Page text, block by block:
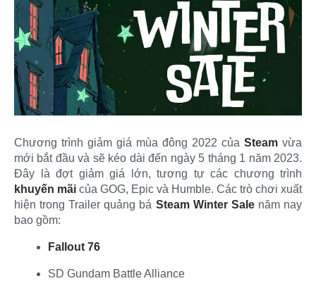
Chương trình giảm giá mùa đông 2022 của Steam vừa
mới bắt đầu và sẽ kéo dài đến ngày 5 tháng 1 năm 2023.
Đây là đợt giảm giá lớn, tương tự các chương trình
khuyến mãi của GOG, Epic và Humble. Các trò chơi xuất
hiện trong Trailer quảng bá Steam Winter Salenăm nay
bao gồm:​
Fallout 76
SD Gundam Battle Alliance​